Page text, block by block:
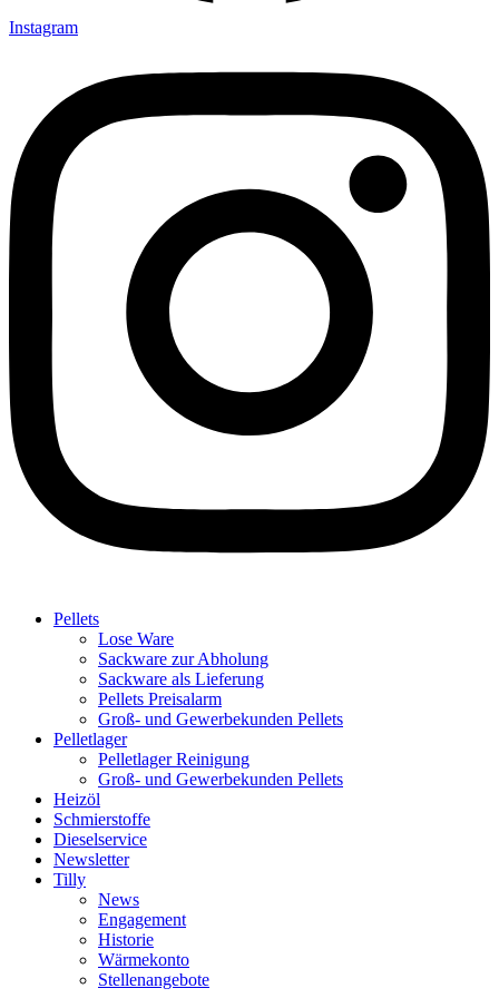
Instagram
Pellets
Lose Ware
Sackware zur Abholung
Sackware als Lieferung
Pellets Preisalarm
Groß- und Gewerbekunden Pellets
Pelletlager
Pelletlager Reinigung
Groß- und Gewerbekunden Pellets
Heizöl
Schmierstoffe
Dieselservice
Newsletter
Tilly
News
Engagement
Historie
Wärmekonto
Stellenangebote